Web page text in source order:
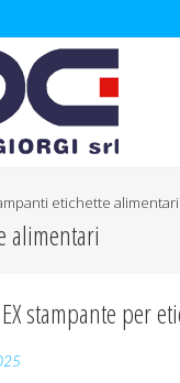
etichette
alimentari
stampante per